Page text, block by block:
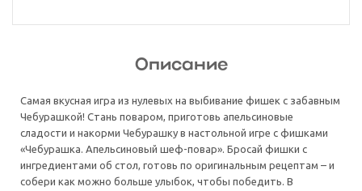
Описание
Самая вкусная игра из нулевых на выбивание фишек с забавным
Чебурашкой! Стань поваром, приготовь апельсиновые
сладости и накорми Чебурашку в настольной игре с фишками
«Чебурашка. Апельсиновый шеф-повар». Бросай фишки с
ингредиентами об стол, готовь по оригинальным рецептам – и
собери как можно больше улыбок, чтобы победить. В